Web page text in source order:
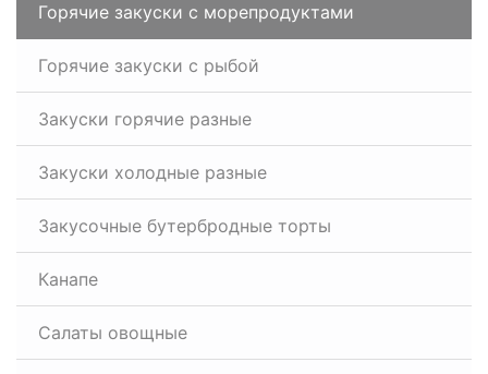
Горячие закуски с морепродуктами
Горячие закуски с рыбой
Закуски горячие разные
Закуски холодные разные
Закусочные бутербродные торты
Канапе
Салаты овощные